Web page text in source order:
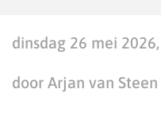
dinsdag 26 mei
door Arjan van Steen